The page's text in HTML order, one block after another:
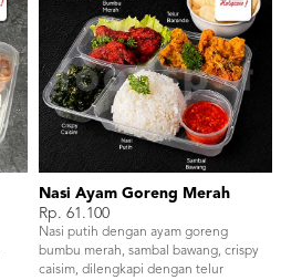
Nasi Ayam Goreng Merah
Rp. 61.100
Nasi putih dengan ayam goreng
bumbu merah, sambal bawang, crispy
caisim, dilengkapi dengan telur